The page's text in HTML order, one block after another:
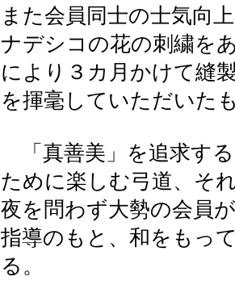
また会員同士の士気向
ナデシコの花の刺繍を
により３カ月かけて縫
を揮毫していただいた
「真善美」を追求す
ために楽しむ弓道、そ
夜を問わず大勢の会員
指導のもと、和をもっ
る。